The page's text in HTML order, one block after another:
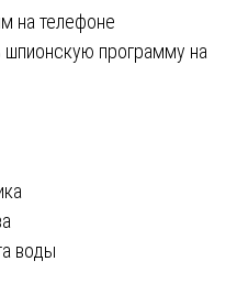
на телефоне
программу на
воды